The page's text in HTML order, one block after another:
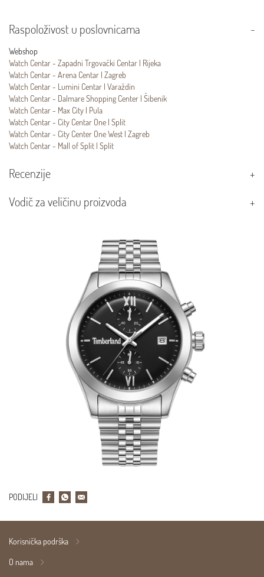
Raspoloživost u poslovnicama
Webshop
Watch Centar - Zapadni Trgovački Centar | Rijeka
Watch Centar - Arena Centar | Zagreb
Watch Centar - Lumini Centar | Varaždin
Watch Centar - Dalmare Shopping Center | Šibenik
Watch Centar - Max City | Pula
Watch Centar - City Centar One | Split
Watch Centar - City Center One West | Zagreb
Watch Centar - Mall of Split | Split
Recenzije
Vodič za veličinu proizvoda
PODIJELI
Korisnička podrška
O nama